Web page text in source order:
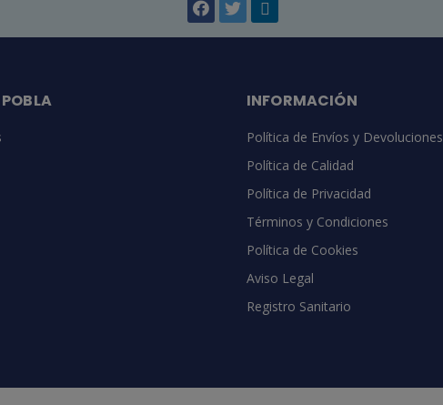
INFORMACIÓN
Política de Envíos y Devoluciones
Política de Calidad
Política de Privacidad
Términos y Condiciones
Política de Cookies
Aviso Legal
Registro Sanitario